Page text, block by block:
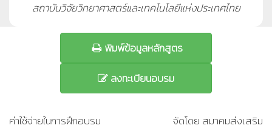
สถาบันวิจัยวิทยาศาสตร์และเทคโนโลยีแห่งประเทศไทย
พิมพ์ข้อมูลหลักสูตร
ลงทะเบียนอบรม
ค่าใช้จ่ายในการฝึกอบรม
จัดโดย สมาคมส่งเสริม